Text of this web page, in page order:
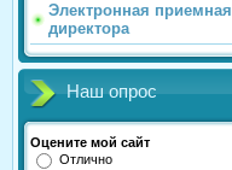
Электронная приемная
директора
Наш опрос
Оцените мой сайт
Отлично